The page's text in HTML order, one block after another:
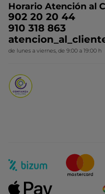
Conviértete en
Ideas de Regalo
Colección Monoi
Novedades del mes
Contacto
Horario Atención al
902 20 20 44
910 318 863
de lunes a viernes, de 9:00 a 19:00 h